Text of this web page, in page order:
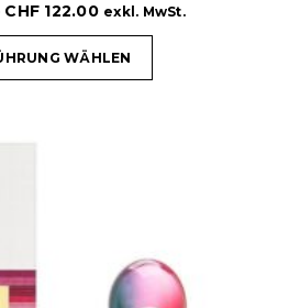
CHF 122.00 exkl. MwSt.
WÄHLEN